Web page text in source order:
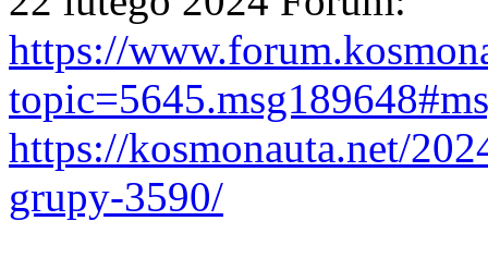
https://
https://kosmonauta.net/
grupy-3590/